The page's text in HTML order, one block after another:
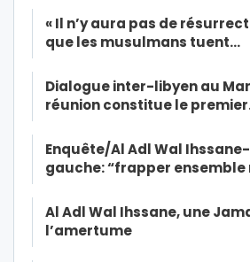
« Il n’y aura pas de
que les musulmans tuent…
Dialogue inter-libyen au
réunion constitue le
Enquête/Al Adl Wal
gauche: “frapper
Al Adl Wal Ihssane, une
l’amertume